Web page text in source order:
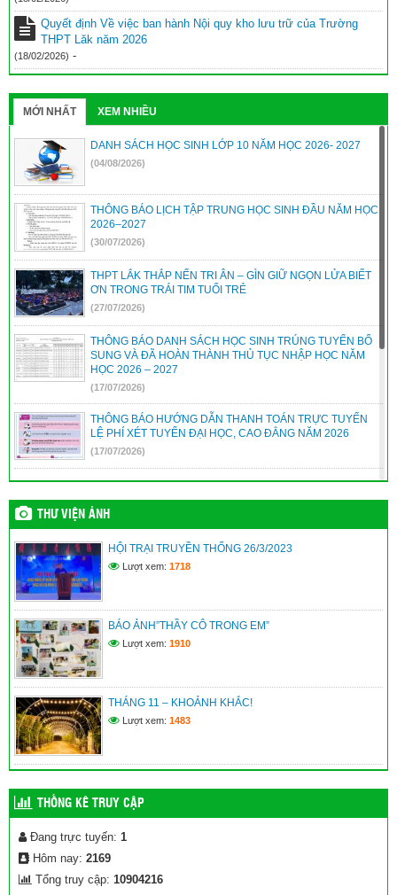
Quyết định Về việc ban hành Nội quy kho lưu trữ của Trường
THPT Lăk năm 2026
(18/02/2026) -
MỚI NHẤT XEM NHIỀU
DANH SÁCH HỌC SINH LỚP 10 NĂM HỌC 2026- 2027
(04/08/2026)
THÔNG BÁO LỊCH TẬP TRUNG HỌC SINH ĐẦU NĂM HỌC
2026–2027
(30/07/2026)
THPT LẮK THẮP NẾN TRI ÂN – GÌN GIỮ NGỌN LỬA BIẾT
ƠN TRONG TRÁI TIM TUỔI TRẺ
(27/07/2026)
THÔNG BÁO DANH SÁCH HỌC SINH TRÚNG TUYỂN BỔ
SUNG VÀ ĐÃ HOÀN THÀNH THỦ TỤC NHẬP HỌC NĂM
HỌC 2026 – 2027
(17/07/2026)
THÔNG BÁO HƯỚNG DẪN THANH TOÁN TRỰC TUYẾN
LỆ PHÍ XÉT TUYỂN ĐẠI HỌC, CAO ĐẲNG NĂM 2026
(17/07/2026)
THÔNG TIN TUYỂN SINH HỌC VIỆN CHÍNH SÁCH VÀ
PHÁT TRIỂN – PHÂN HIỆU THÀNH PHỐ ĐÀ NẴNG NĂM
2026 – MÃ TRƯỜNG: HCD
(12/07/2026)
KẾ HOẠCH TUYỂN SINH BỔ SUNG VÀO LỚP 10 NĂM HỌC
2026 – 2027
(12/07/2026)
Kế hoạch xét thăng hạng chức danh nghề nghiệp viên chức
năm 2026 – Sở GD&ĐT
(09/07/2026)
THƯ VIỆN ẢNH
HỘI TRẠI TRUYỀN THỐNG 26/3/2023
Lượt xem: 1718
BÁO ẢNH”THẦY CÔ TRONG EM”
Lượt xem: 1910
THÁNG 11 – KHOẢNH KHẮC!
Lượt xem: 1483
THỐNG KÊ TRUY CẬP
Đang trực tuyến: 1
Hôm nay: 2169
Tổng truy cập: 10904216